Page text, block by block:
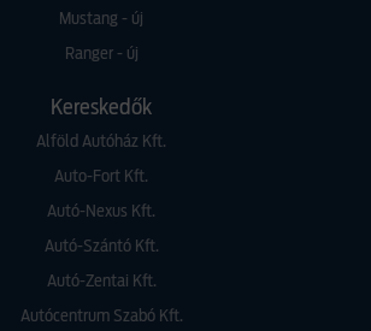
Mustang - új
Ranger - új
Kereskedők
Alföld Autóház Kft.
Auto-Fort Kft.
Autó-Nexus Kft.
Autó-Szántó Kft.
Autó-Zentai Kft.
Autócentrum Szabó Kft.